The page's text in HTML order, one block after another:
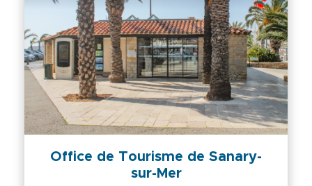
Office de Tourisme de Sanary-
sur-Mer